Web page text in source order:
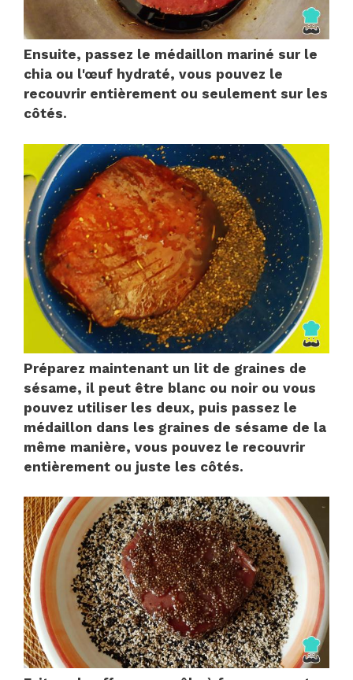
Ensuite, passez le médaillon mariné sur le
chia ou l'œuf hydraté, vous pouvez le
recouvrir entièrement ou seulement sur les
côtés.
Préparez maintenant un lit de graines de
sésame, il peut être blanc ou noir ou vous
pouvez utiliser les deux, puis passez le
médaillon dans les graines de sésame de la
même manière, vous pouvez le recouvrir
entièrement ou juste les côtés.